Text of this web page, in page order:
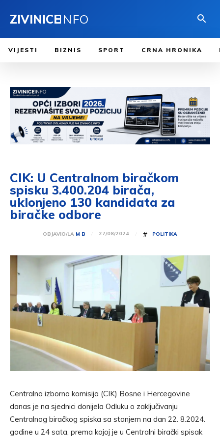
ZIVINICEINFO
VIJESTI BIZNIS SPORT CRNA HRONIKA
CIK: U Centralnom biračkom
spisku 3.400.204 birača,
uklonjeno 130 kandidata za
biračke odbore
OBJAVIO/LA M B 27/08/2024 # POLITIKA
Centralna izborna komisija (CIK) Bosne i Hercegovine
danas je na sjednici donijela Odluku o zaključivanju
Centralnog biračkog spiska sa stanjem na dan 22. 8.2024.
godine u 24 sata, prema kojoj je u Centralni birački spisak